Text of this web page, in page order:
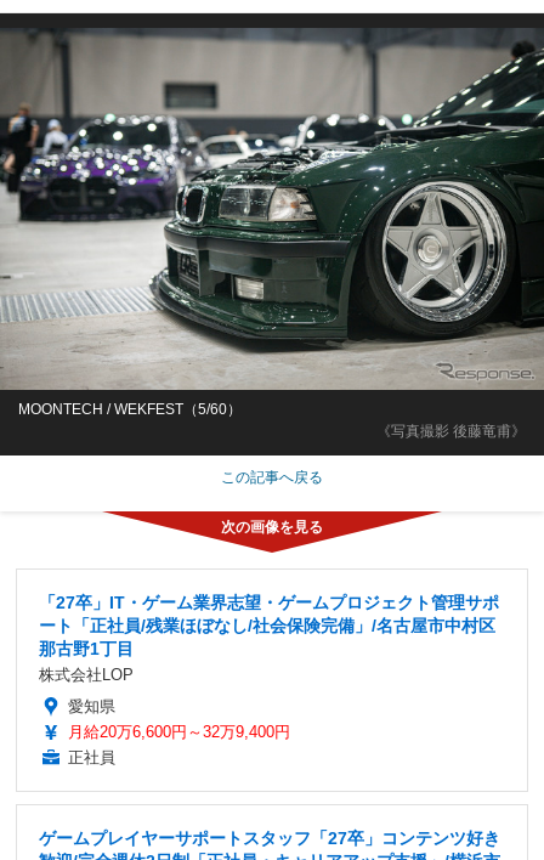
《写真撮影 後藤竜甫》
MOONTECH / WEKFEST（5/60）
この記事へ戻る
「27卒」IT・ゲーム業界志望・ゲームプロジェクト管理サポ
ート「正社員/残業ほぼなし/社会保険完備」/名古屋市中村区
那古野1丁目
株式会社LOP
愛知県
月給20万6,600円～32万9,400円
正社員
ゲームプレイヤーサポートスタッフ「27卒」コンテンツ好き